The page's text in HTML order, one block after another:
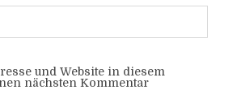
und Website in diesem
nächsten Kommentar